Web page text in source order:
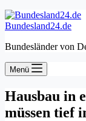
Bundesland24.de
Bundesländer von
Menü
Hausbau in
müssen tief